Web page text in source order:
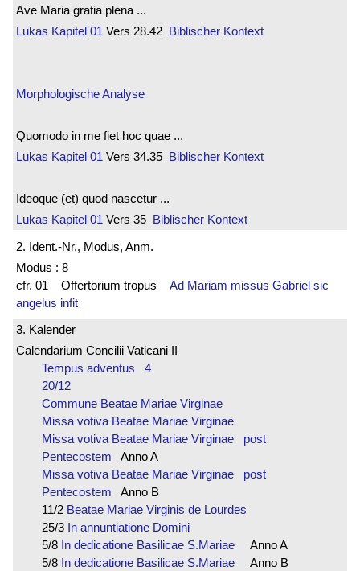
Ave Maria gratia plena ...
Lukas Kapitel 01 Vers 28.42 Biblischer Kontext
Morphologische Analyse
Quomodo in me fiet hoc quae ...
Lukas Kapitel 01 Vers 34.35 Biblischer Kontext
Ideoque (et) quod nascetur ...
Lukas Kapitel 01 Vers 35 Biblischer Kontext
2. Ident.-Nr., Modus, Anm.
Modus : 8
cfr. 01 Offertorium tropus Ad Mariam missus Gabriel sic
angelus infit
3. Kalender
Calendarium Concilii Vaticani II
Tempus adventus 4
20/12
Commune Beatae Mariae Virginae
Missa votiva Beatae Mariae Virginae
Missa votiva Beatae Mariae Virginae post
Pentecostem Anno A
Missa votiva Beatae Mariae Virginae post
Pentecostem Anno B
11/2 Beatae Mariae Virginis de Lourdes
25/3 In annuntiatione Domini
5/8 In dedicatione Basilicae S.Mariae
Anno A
5/8 In dedicatione Basilicae S.Mariae
Anno B